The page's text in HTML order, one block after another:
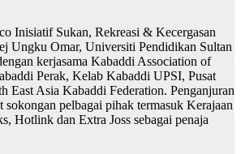
Inisiatif Sukan, Rekreasi & Kecergasan
Ungku Omar, Universiti Pendidikan Sultan
kerjasama Kabaddi Association of
Perak, Kelab Kabaddi UPSI, Pusat
East Asia Kabaddi Federation. Penganjuran
sokongan pelbagai pihak termasuk Kerajaan
Hotlink dan Extra Joss sebagai penaja